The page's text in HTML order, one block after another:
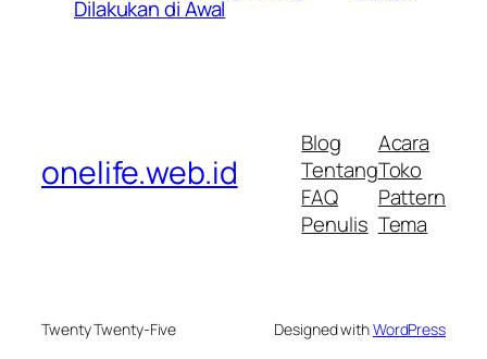
Dilakukan di Awal
onelife.web.id
Blog
Tentang
FAQ
Penulis
Acara
Toko
Pattern
Tema
Twenty Twenty-Five Designed withWordPress